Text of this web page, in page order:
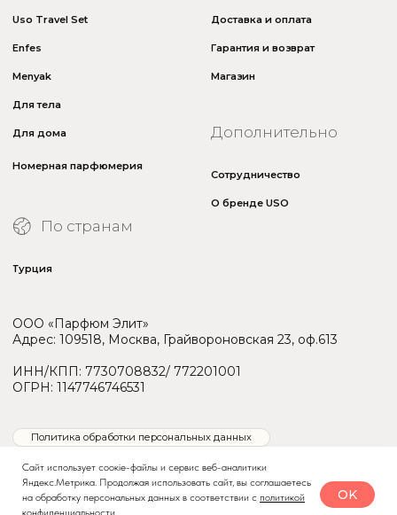
Сайт использует соокіе-файлы и сервис веб-аналитики
Яндекс.Метрика. Продолжая использовать сайт, вы соглашаетесь
на обработку персональных данных в соответствии с политикой
конфиденциальности
OK